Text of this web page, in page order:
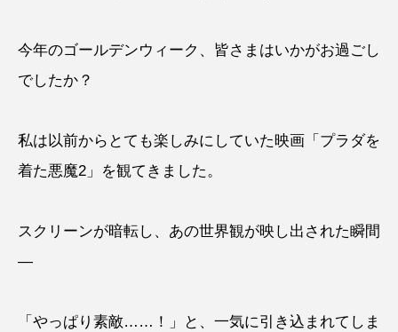
今年のゴールデンウィーク、皆さまはいかがお過ごし
でしたか？
私は以前からとても楽しみにしていた映画「プラダを
着た悪魔2」を観てきました。
スクリーンが暗転し、あの世界観が映し出された瞬間
―
「やっぱり素敵……！」と、一気に引き込まれてしま